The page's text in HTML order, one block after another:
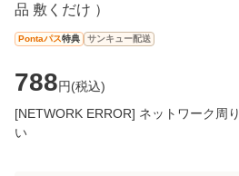
品 敷くだけ ）
Pontaパス特典 サンキュー配送
788円(税込)
[NETWORK ERROR] ネットワーク周
い